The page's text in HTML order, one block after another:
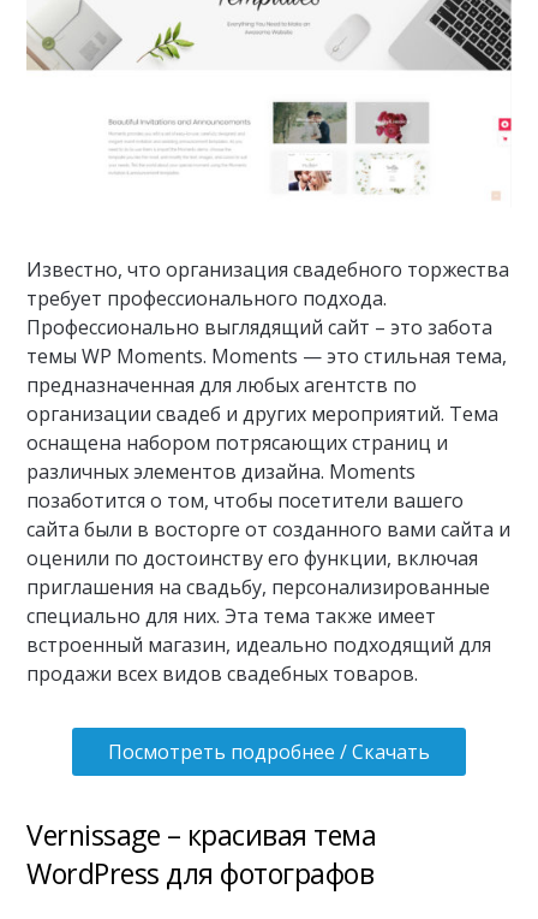
Известно, что организация свадебного торжества
требует профессионального подхода.
Профессионально выглядящий сайт – это забота
темы WP Moments. Moments — это стильная тема,
предназначенная для любых агентств по
организации свадеб и других мероприятий. Тема
оснащена набором потрясающих страниц и
различных элементов дизайна. Moments
позаботится о том, чтобы посетители вашего
сайта были в восторге от созданного вами сайта и
оценили по достоинству его функции, включая
приглашения на свадьбу, персонализированные
специально для них. Эта тема также имеет
встроенный магазин, идеально подходящий для
продажи всех видов свадебных товаров.
Посмотреть подробнее / Скачать
Vernissage – красивая тема
WordPress для фотографов